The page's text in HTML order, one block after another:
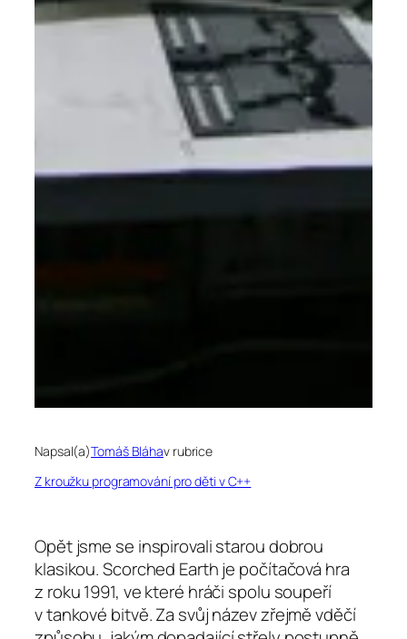
Napsal(a)Tomáš Bláhav rubrice
Z kroužku programování pro děti v C++
Opět jsme se inspirovali starou dobrou
klasikou. Scorched Earth je počítačová hra
z roku 1991, ve které hráči spolu soupeří
v tankové bitvě. Za svůj název zřejmě vděčí